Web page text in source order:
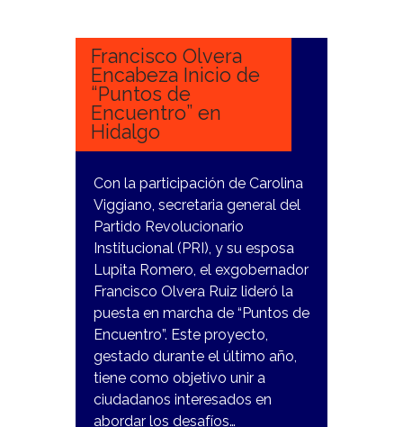
Francisco Olvera
Encabeza Inicio de
“Puntos de
Encuentro” en
Hidalgo
Con la participación de Carolina
Viggiano, secretaria general del
Partido Revolucionario
Institucional (PRI), y su esposa
Lupita Romero, el exgobernador
Francisco Olvera Ruiz lideró la
puesta en marcha de “Puntos de
Encuentro”. Este proyecto,
gestado durante el último año,
tiene como objetivo unir a
ciudadanos interesados en
abordar los desafíos…